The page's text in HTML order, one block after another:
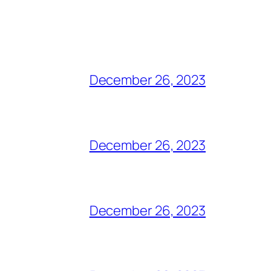
December 26, 2023
December 26, 2023
December 26, 2023